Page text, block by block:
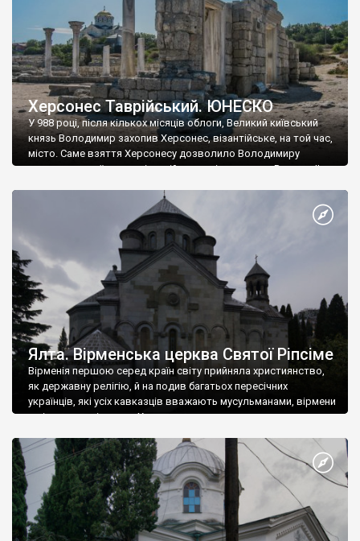
Херсонес Таврійський. ЮНЕСКО
У 988 році, після кількох місяців облоги, Великий київський
князь Володимир захопив Херсонес, візантійське, на той час,
місто. Саме взяття Херсонесу дозволило Володимиру
диктувати свої умови візантійському імператору Василю ІІ, та
Херсонесі Володимир-язичник, став Василем-християнином.
А потім було Хрещення Русі. На честь Херсонесу Таврійського
Ялта. Вірменська церква Святої Ріпсіме
Вірменія першою серед країн світу прийняла християнство,
як державну релігію, й на подив багатьох пересічних
українців, які усіх кавказців вважають мусульманами, вірмени
є відданими вірянами Христа